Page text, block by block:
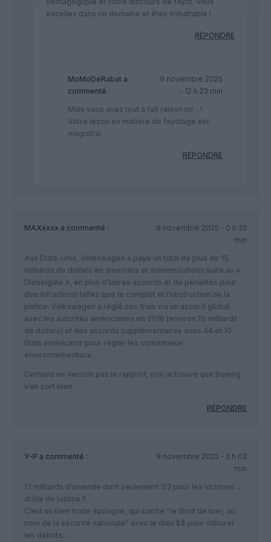
excellez dans ce domaine et êtes imbattable !
RÉPONDRE
MoMoDeRabat a
commenté :
9 novembre 2025
- 12 h 23 min
Mais vous avez tout à fait raison mr…!
Votre leçon en matière de fayotage est
magistral.
RÉPONDRE
MAXxxxx a commenté :
9 novembre 2025 - 0 h 33
min
Aux États-Unis, Volkswagen a payé un total de plus de 15
milliards de dollars en amendes et indemnisations suite au «
Dieselgate », en plus d’autres accords et de pénalités pour
des infractions telles que le complot et l’obstruction de la
justice. Volkswagen a réglé ces frais via un accord global
avec les autorités américaines en 2016 (environ 15 milliards
de dollars) et des accords supplémentaires avec 44 et 10
États américains pour régler les contentieux
environnementaux.
Certains ne verront pas le rapport, moi je trouve que Boeing
s’en sort bien.
RÉPONDRE
Y-P a commenté :
9 novembre 2025 - 3 h 03
min
1.1 milliards d’amende dont seulement 1/3 pour les victimes …
drôle de justice !!
C’est un bien triste épilogue, qui confie “le droit de tuer, au
nom de la sécurité nationale” avec le dieu $$ pour clôturer
les débats…